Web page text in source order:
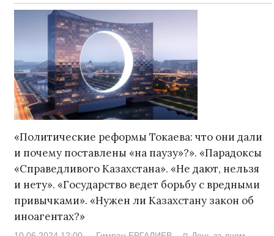
«Политические реформы Токаева: что они дали
и почему поставлены «на паузу»?». «Парадоксы
«Справедливого Казахстана». «Не дают, нельзя
и нету». «Государство ведет борьбу с вредными
привычками». «Нужен ли Казахстану закон об
иноагентах?»